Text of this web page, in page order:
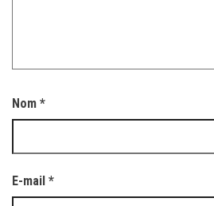
Nom *
E-mail *